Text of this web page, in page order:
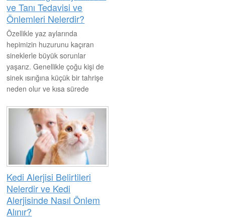
ve Tanı Tedavisi ve
Önlemleri Nelerdir?
Özellikle yaz aylarında
hepimizin huzurunu kaçıran
sineklerle büyük sorunlar
yaşarız. Genellikle çoğu kişi de
sinek ısırığına küçük bir tahrişe
neden olur ve kısa sürede
Fakat bunun yanı sıra bazı
kişileri ise sinek sokması ciddi
şekilde etkilemektedir.
Kedi Alerjisi Belirtileri
Nelerdir ve Kedi
Alerjisinde Nasıl Önlem
Alınır?